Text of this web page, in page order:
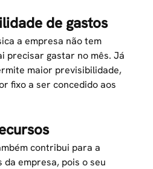
de gastos
a empresa não tem
precisar gastar no mês. Já
maior previsibilidade,
fixo a ser concedido aos
contribui para a
empresa, pois o seu